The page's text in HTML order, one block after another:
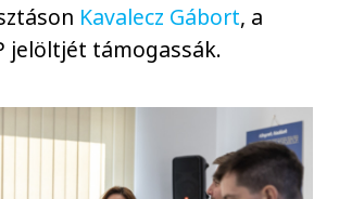
Kavalecz Gábort, a
jelöltjét támogassák.